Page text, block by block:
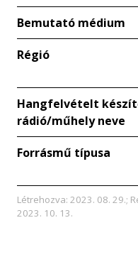
Bemutató médium
Régió
Hangfelvételt
rádió/műhely neve
Forrásmű típusa
Létrehozva: 2023. 08. 29.;
2023. 10. 13.